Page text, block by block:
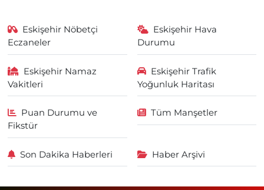
Eskişehir Nöbetçi
Eczaneler
Eskişehir Hava
Durumu
Eskişehir Namaz
Vakitleri
Eskişehir Trafik
Yoğunluk Haritası
Puan Durumu ve
Fikstür
Tüm Manşetler
Son Dakika Haberleri Haber Arşivi